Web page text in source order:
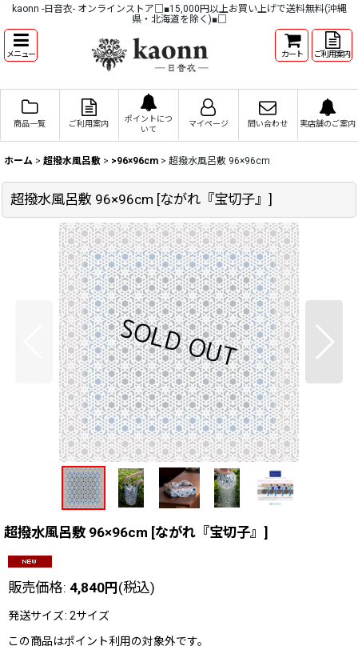
kaonn -日音衣- オンラインストア□■15,000円以上お買い上げで送料無料(沖縄
県・北海道を除く)■□
メニュー カート ご利用案内
商品一覧 ご利用案内
ポイントにつ
いて
マイページ 問い合わせ 実店舗のご案内
ホーム > 超撥水風呂敷 > >96×96cm > 超撥水風呂敷 96×96cm
超撥水風呂敷 96×96cm [ながれ『宝切子』 ]
超撥水風呂敷 96×96cm [ながれ『宝切子』 ]
販売価格: 4,840円(税込)
発送サイズ: 2サイズ
この商品はポイント利用の対象外です。